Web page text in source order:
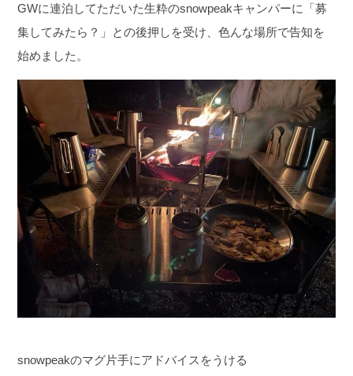
GWに連泊してただいた生粋のsnowpeakキャンパーに「募
集してみたら？」との後押しを受け、色んな場所で告知を
始めました。
snowpeakのマグ片手にアドバイスをうける